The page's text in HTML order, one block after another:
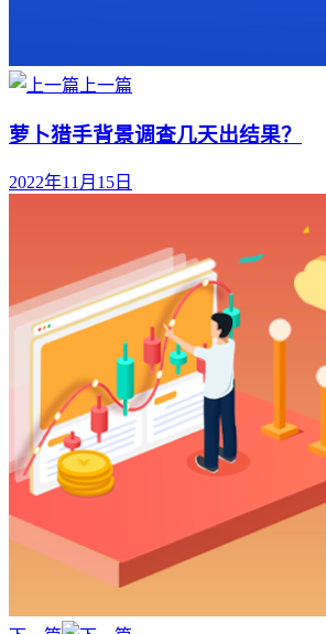
上一篇
萝卜猎手背景调查几天出结果？
2022年11月15日